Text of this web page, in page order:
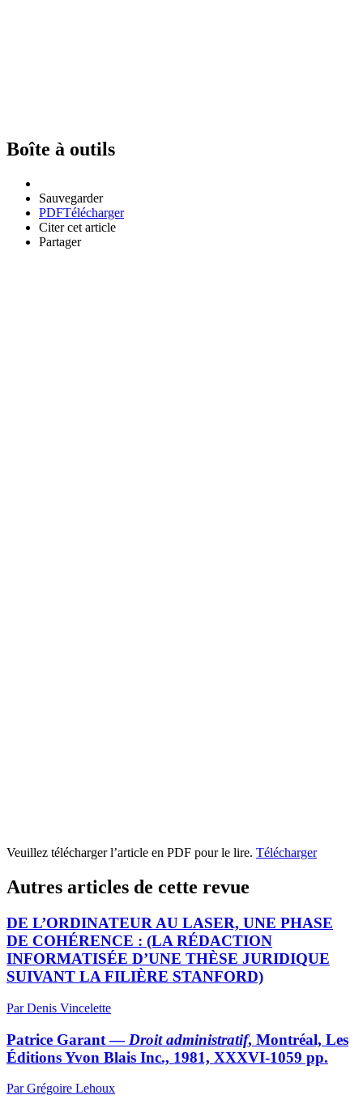
Boîte à outils
Sauvegarder
PDFTélécharger
Citer cet article
Partager
Veuillez télécharger l’article en PDF pour le lire. Télécharger
Autres articles de cette revue
DE L’ORDINATEUR AU LASER, UNE PHASE
DE COHÉRENCE : (LA RÉDACTION
INFORMATISÉE D’UNE THÈSE JURIDIQUE
SUIVANT LA FILIÈRE STANFORD)
Par Denis Vincelette
Patrice Garant — Droit administratif, Montréal, Les
Éditions Yvon Blais Inc., 1981, XXXVI-1059 pp.
Par Grégoire Lehoux